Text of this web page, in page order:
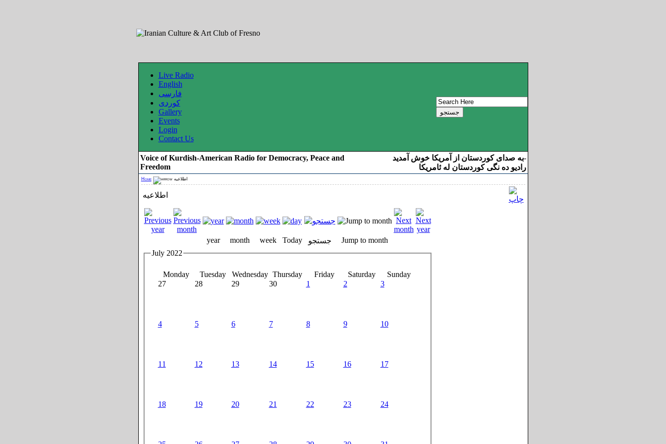
Live Radio
English
فارسی
کوردی
Gallery
Events
Login
Contact Us
به صدای کوردستان از آمریکا خوش آمدید-
رادیو ده نگی کوردستان له ئامریکا
Voice of Kurdish-American Radio for Democracy, Peace and
Freedom
Home اطلاعیه
اطلاعیه
year month week Today جستجو
Jump to month
July 2022
Monday Tuesday Wednesday Thursday Friday Saturday
Sunday
27
28 29 30 1 2 3
4 5 6 7 8 9 10
11 12 13 14 15 16 17
18 19 20 21 22 23 24